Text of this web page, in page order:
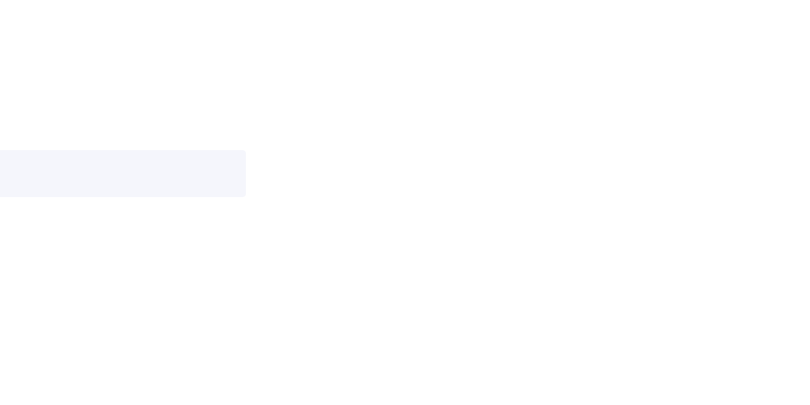
а также, возможно, желудочно-кишечных кровотечений и отека
«Побочное действие»).
когда приемлемая альтернатива для предотвращения отторжения
о рисках и необходимости следовать рекомендациям,
в период грудного вскармливания» (например, методы контрацепции,
и после прекращения терапии ММФ.
консультации с лечащим врачом, если вероятно наступление
период грудного вскармливания»)
концентрации МФК на ~30 %. Телмисартан оказывает
рецептора, активируемого пероксисомными пролифераторами, что, в
рекомендованных доз ММФ и внутривенным введением
на фармакокинетику ММФ (см. раздел «Способ применения и
применение этих двух препаратов (конкурирующих в процессе
поэтому корректировать дозу ММФ не нужно.
например, валганцикловира) за пациентами с почечной
следовать рекомендациям по коррекции дозы ганцикловира.
фармакокинетика и фармакодинамика последних не изменялась.
органов, такой риск составляет 12-33 %.
которые подверглись воздействию ММФ в период
у пациентов, перенесших трансплантацию солидных органов,
иммунодепрессантами во время беременности, при
пороки развития, включая множественные пороки развития. Наиболее
наружного уха), атрезия наружного слухового прохода (среднего
небо, микрогнатия и гипертелоризм глазниц;
перегородок;
позвонков);
частоту неэффективности лечения в течение первых 6 месяцев после
За пациентами, преждевременно прекратившими лечение, не
прекращения участия в исследовании. Большее число пациентов,
биопсией отторжения, летального исхода или гибели
в группе пациентов, получавших ММФ в дозе 3 г/сут. Таблица 1.
31,1% 31,3% 47,6% Досрочное прекращение лечения без
биопсией отторжение во время лечения 19,8% 17,5% 38,0%
циклоспорин/глюкокортикостероиды
Досрочное прекращение лечения без предшествующего острого
во время лечения 19,7% 15,9% 35,5% ** ММФ или азатиоприн/
пациентов с трансплантатом почки. Трансплантация сердца
препарат. Пациенты получали ММФ 1.5 г два раза в сутки
с циклоспорином и глюкокортикостероидами в качестве
конечными точками эффективности были: (1) доля пациентов, у
орган, или которые умерли в течение первых 6 месяцев, и (2) доля
установлено различий между ММФ и азатиоприном в отношении
как указано в таблице 4 ниже.
через 6 месяцев Все пациенты Пациенты, получавшие
трансплантата через 6 месяцев / летальный исход или повторная
клинической экспозиции). Профиль доклинической токсичности ММФ
(МФКГ). In vivo МФКГ обратно превращается в свободную МФК в ходе
который обладает фармакологической активностью и
МФК (диарея, лейкопения).
Незначительные количества ММФ (< 1 % дозы) выводятся с мочой в виде
путем гемодиализа. Однако при более высоких концентрациях
желчных кислот типа колестирамина снижают AUCMФK,
2 (БАМЛУ-2). Изоформы ТПОА, БАМЛУ-2, а также белок
ассоциированными с экскрецией глюкуронида через желчь.
может принимать участие в переносе МФК, но его участие ограничено